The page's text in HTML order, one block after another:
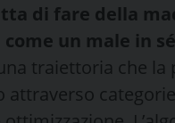
di fare della
un male in
traiettoria che
attraverso